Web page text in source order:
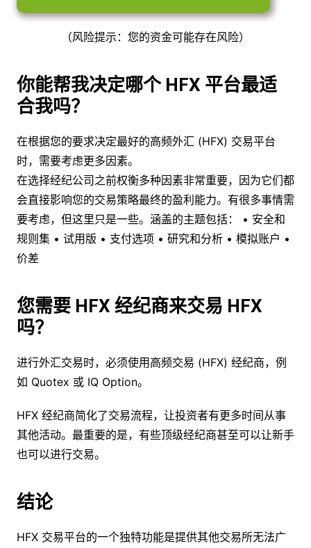
（风险提示：您的资金可能存在风险）
你能帮我决定哪个 HFX 平台最适
合我吗？
在根据您的要求决定最好的高频外汇 (HFX) 交易平台
时，需要考虑更多因素。
在选择经纪公司之前权衡多种因素非常重要，因为它们都
会直接影响您的交易策略最终的盈利能力。有很多事情需
要考虑，但这里只是一些。涵盖的主题包括： • 安全和
规则集 • 试用版 • 支付选项 • 研究和分析 • 模拟账户 •
价差
您需要 HFX 经纪商来交易 HFX
吗？
进行外汇交易时，必须使用高频交易 (HFX) 经纪商，例
如 Quotex 或 IQ Option。
HFX 经纪商简化了交易流程，让投资者有更多时间从事
其他活动。最重要的是，有些顶级经纪商甚至可以让新手
也可以进行交易。
结论
HFX 交易平台的一个独特功能是提供其他交易所无法广